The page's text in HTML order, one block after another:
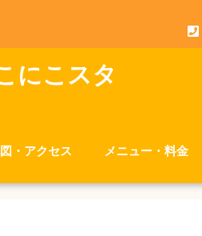
にこスタ
・アクセス メニュー・料金